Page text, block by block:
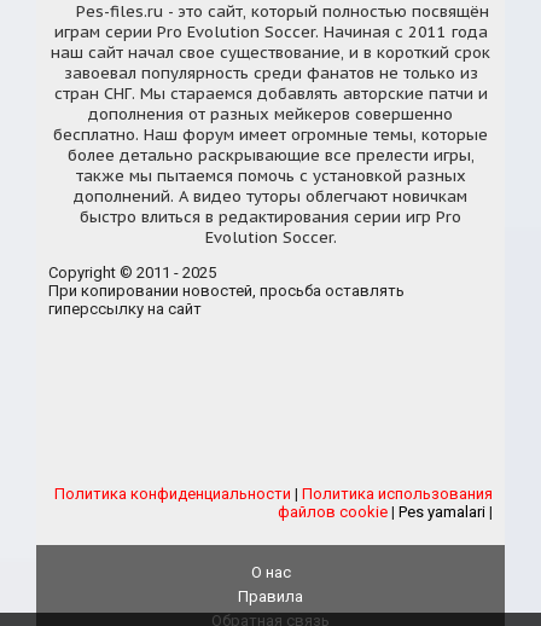
Pes-files.ru - это сайт, который полностью посвящён
играм серии Pro Evolution Soccer. Начиная с 2011 года
наш сайт начал свое существование, и в короткий срок
завоевал популярность среди фанатов не только из
стран СНГ. Мы стараемся добавлять авторские патчи и
дополнения от разных мейкеров совершенно
бесплатно. Наш форум имеет огромные темы, которые
более детально раскрывающие все прелести игры,
также мы пытаемся помочь с установкой разных
дополнений. А видео туторы облегчают новичкам
быстро влиться в редактирования серии игр Pro
Evolution Soccer.
Copyright © 2011 - 2025
При копировании новостей, просьба оставлять
гиперссылку на сайт
Политика конфиденциальности | Политика использования
файлов cookie | Pes yamalari |
О нас
Правила
Обратная связь